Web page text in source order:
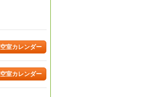
空室カレンダー
空室カレンダー